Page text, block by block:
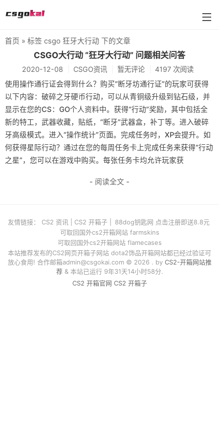
farmskins
88dog
flamecases
88hash-jp
首页 » 标签 csgo 狂牙大行动 下的文章
CSGO大行动 “狂牙大行动” 问题相关问答
2020-12-08 CSGO资讯 暂无评论 4197 次阅读
使用操作通行证会得到什么？购买“断牙坊通行证”的玩家可获得
以下内容：破碎之牙硬币行动，可以从青铜级升级到钻石级，并
显示在您的CS：GO个人资料中。获得“行动”奖励，其中包括全
新的特工，武器收藏，贴纸，“断牙”武器盒，补丁等。进入破碎
牙高级模式。进入“操作统计”页面。完成任务时，XP会提升。如
何获得星际行动？通过在您的每周任务卡上完成任务来获得“行动
之星”，您可以在游戏中购买。每张任务卡均允许玩家获
- 阅读全文 -
友情链接： CS2 资讯 CS2 开箱子
88dog钥匙网 点击注册即送8.8元
可取回国外cs2开箱网站 farmskins
可取回国外cs2开箱网站 flamecases
本站推荐发布的CS2网页开箱子网站 dota2饰品开箱网站都已经过验证可
放心食用! 合作邮箱admin@csgokai.com© 2026 . by CS2-开箱网站推
荐& 本站已运行 9年31天14小时58分.
CS2 开箱官网 CS2 开箱子